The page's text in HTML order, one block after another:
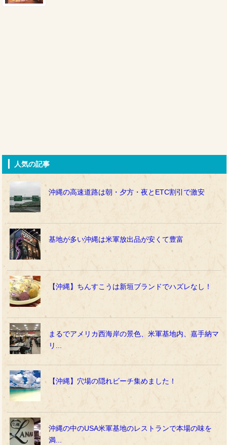
人気の記事
沖縄の高速道路は朝・夕方・夜とETC割引で激安
基地が多い沖縄は米軍放出品が安くて豊富
【沖縄】ちんすこうは新垣ブランドでハズレなし！
まるでアメリカ西海岸の景色、米軍基地内、嘉手納マ
リ...
【沖縄】穴場の隠れビーチ集めました！
沖縄の中のUSA米軍基地のレストランで本場の味を
満...